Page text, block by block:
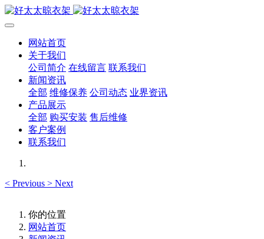
网站首页
关于我们
公司简介 在线留言 联系我们
新闻资讯
全部 维修保养 公司动态 业界资讯
产品展示
全部 购买安装 售后维修
客户案例
联系我们
< Previous > Next
你的位置
网站首页